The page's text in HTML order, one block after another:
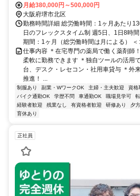
月給380,000円～500,000円
大阪府堺市北区
勤務時間詳細 総労働時間：1ヶ月あたり
日のフレックスタイム制 週5日、1日8時
期間：1ヶ月（総労働時間は月による）
仕事内容 ＊在宅専門の薬局で働く薬剤師
柔軟に勤務できます ＊独自ツールの活用
台、デスク・レセコン・社用車貸与 ＊外
推進！ ...
制服あり 副業・WワークOK 主婦・主夫歓迎 資格
バイク通勤OK
学歴不問 車通勤OK 職場見学可
経験者歓迎
残業なし 有資格者歓迎 研修あり 夕方
育休あり
正社員